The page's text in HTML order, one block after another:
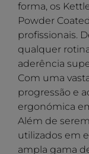
forma, os
Powder
profissionais.
qualquer
aderência
Com uma
progressão e
ergonómica
Além de
utilizados em
ampla gama